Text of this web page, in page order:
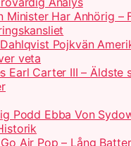
Minister Har Anhörig –
Pojkvän
veta
Earl Carter III – Äldste
Podd Ebba Von
Air Pop – Lång